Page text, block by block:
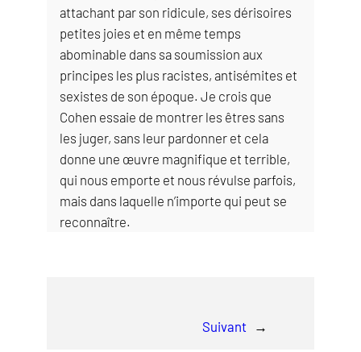
attachant par son ridicule, ses dérisoires
petites joies et en même temps
abominable dans sa soumission aux
principes les plus racistes, antisémites et
sexistes de son époque. Je crois que
Cohen essaie de montrer les êtres sans
les juger, sans leur pardonner et cela
donne une œuvre magnifique et terrible,
qui nous emporte et nous révulse parfois,
mais dans laquelle n’importe qui peut se
reconnaître.
Suivant →